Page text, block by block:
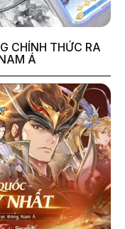
CHÍNH THỨC RA
Á